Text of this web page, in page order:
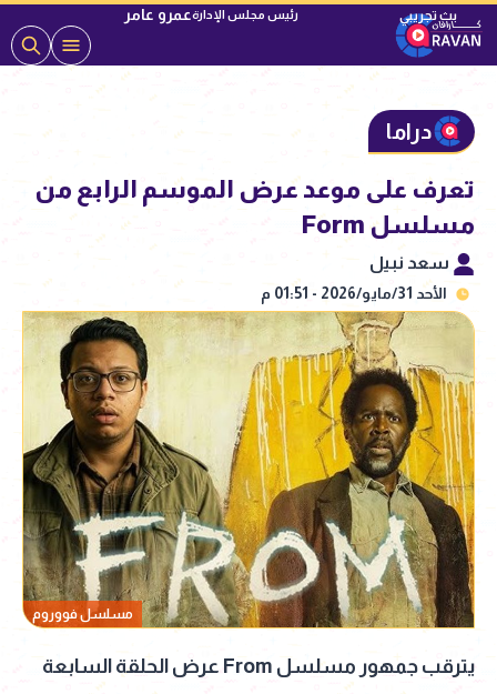
رئيس مجلس الإدارةعمرو عامر
دراما
تعرف على موعد عرض الموسم الرابع من
مسلسل Form
سعد نبيل
الأحد 31/مايو/2026 - 01:51 م
مسلسل فووروم
يترقب جمهور مسلسل From عرض الحلقة السابعة